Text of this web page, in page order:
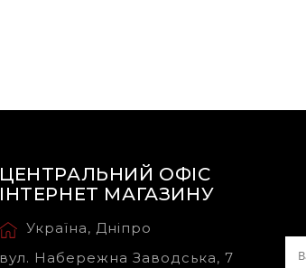
ЦЕНТРАЛЬНИЙ ОФІС
ІНТЕРНЕТ МАГАЗИНУ
Україна, Дніпро
вул. Набережна Заводська, 7